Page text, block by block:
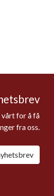
for å få
fra oss.